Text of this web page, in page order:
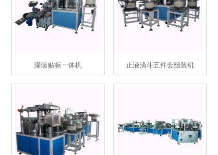
灌装贴标一体机 止液滴斗五件套组装机
扫描微信二维码